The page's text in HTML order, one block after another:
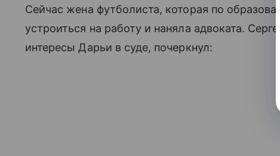
Сейчас жена футболиста, которая по
устроиться на работу и наняла адвоката.
интересы Дарьи в суде, почеркнул: